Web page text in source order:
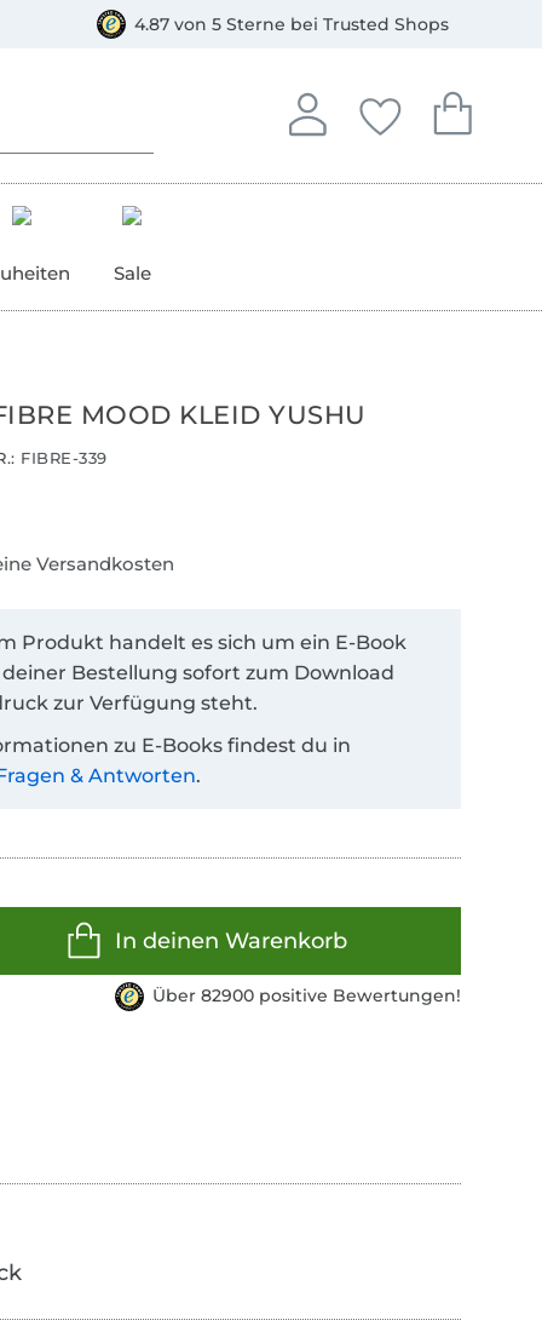
4.87 von 5 Sterne bei Trusted Shops
Anmelden
In deinem Konto
Deine
Du hast keine
Dein
Du hast
Sale
MOOD KLEID YUSHU
FIBRE-339
Versandkosten
Produkt handelt es sich um ein E-Book
Bestellung sofort zum Download
zur Verfügung steht.
zu E-Books findest du in
& Antworten.
In deinen Warenkorb
Über 82900 positive Bewertungen!